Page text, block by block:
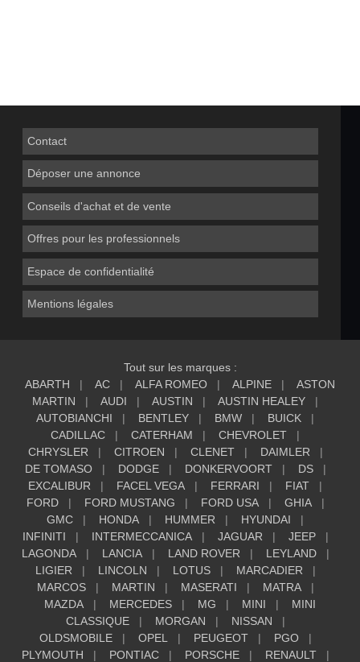
Contact
Déposer une annonce
Conseils d'achat et de vente
Offres pour les professionnels
Espace de confidentialité
Mentions légales
Tout sur les marques :
ABARTH
AC ALFA ROMEO ALPINE
ASTON
MARTIN
AUDI AUSTIN
AUSTIN HEALEY
AUTOBIANCHI
BENTLEY BMW
BUICK
CADILLAC
CATERHAM
CHEVROLET
CHRYSLER
CITROEN CLENET
DAIMLER
DE TOMASO
DODGE DONKERVOORT
DS
EXCALIBUR
FACEL VEGA FERRARI
FIAT
FORD
FORD MUSTANG FORD USA
GHIA
GMC
HONDA HUMMER
HYUNDAI
INFINITI
INTERMECCANICA JAGUAR
JEEP
LAGONDA
LANCIA LAND ROVER
LEYLAND
LIGIER
LINCOLN LOTUS
MARCADIER
MARCOS
MARTIN MASERATI
MATRA
MAZDA
MERCEDES MG MINI
MINI
CLASSIQUE
MORGAN
NISSAN
OLDSMOBILE
OPEL PEUGEOT
PGO
PLYMOUTH
PONTIAC PORSCHE RENAULT